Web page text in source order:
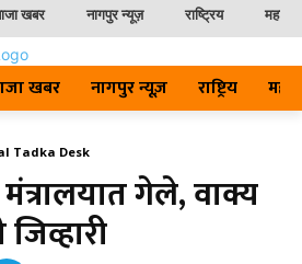
खबर नागपुर न्यूज़ राष्ट्रिय
खबर नागपुर न्यूज़ राष्ट्रिय
Tadka Desk
गेले, वाक्य